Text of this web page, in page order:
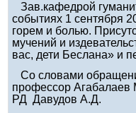
Зав.кафедрой
событиях 1 сентября
горем и болью.
мучений и
вас, дети Беслана» и
Со словами
профессор
РД Давудов А.Д.